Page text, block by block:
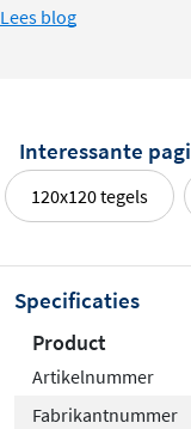
Lees blog
Interessante
120x120 tegels
Specificaties
Product
Artikelnummer
Fabrikantnummer